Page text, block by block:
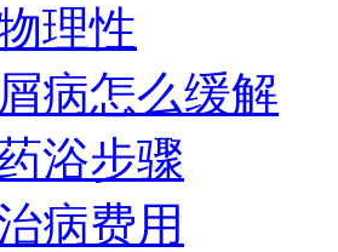
理性
病怎么缓解
浴步骤
病费用